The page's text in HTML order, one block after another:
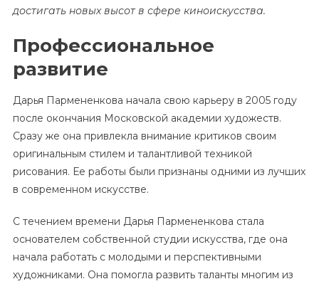
достигать новых высот в сфере киноискусства.
Профессиональное
развитие
Дарья Пармененкова начала свою карьеру в 2005 году
после окончания Московской академии художеств.
Сразу же она привлекла внимание критиков своим
оригинальным стилем и талантливой техникой
рисования. Ее работы были признаны одними из лучших
в современном искусстве.
С течением времени Дарья Пармененкова стала
основателем собственной студии искусства, где она
начала работать с молодыми и перспективными
художниками. Она помогла развить таланты многим из